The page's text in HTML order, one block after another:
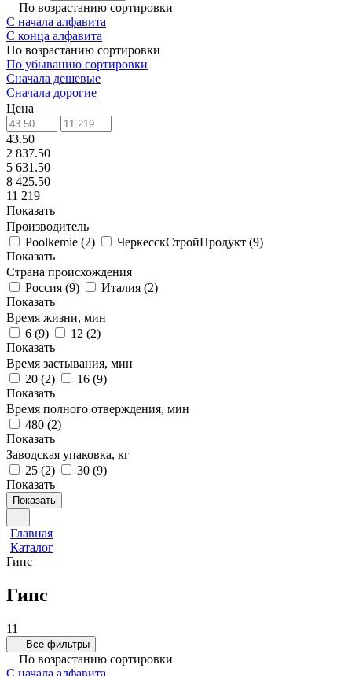
По возрастанию сортировки
С начала алфавита
С конца алфавита
По возрастанию сортировки
По убыванию сортировки
Сначала дешевые
Сначала дорогие
Цена
43.50
2 837.50
5 631.50
8 425.50
11 219
Показать
Производитель
Poolkemie (2) ЧеркесскСтройПродукт (9)
Показать
Страна происхождения
Россия (9) Италия (2)
Показать
Время жизни, мин
6 (9) 12 (2)
Показать
Время застывания, мин
20 (2) 16 (9)
Показать
Время полного отверждения, мин
480 (2)
Показать
Заводская упаковка, кг
25 (2) 30 (9)
Показать
Показать
Главная
Каталог
Гипс
Гипс
11
Все фильтры
По возрастанию сортировки
С начала алфавита